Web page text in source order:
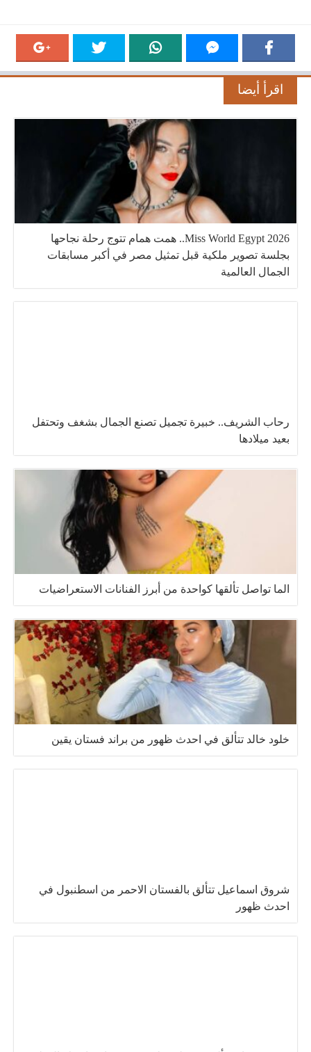
اقرأ أيضا
Miss World Egypt 2026.. همت همام تتوج رحلة نجاحها
بجلسة تصوير ملكية قبل تمثيل مصر في أكبر مسابقات
الجمال العالمية
رحاب الشريف.. خبيرة تجميل تصنع الجمال بشغف وتحتفل
بعيد ميلادها
الما تواصل تألقها كواحدة من أبرز الفنانات الاستعراضيات
خلود خالد تتألق في احدث ظهور من براند فستان يقين
شروق اسماعيل تتألق بالفستان الاحمر من اسطنبول في
احدث ظهور